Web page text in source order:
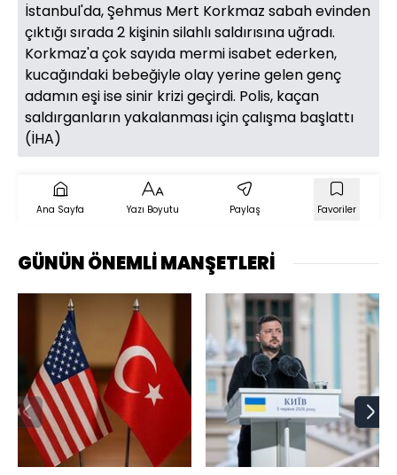
İstanbul'da, Şehmus Mert Korkmaz sabah evinden
çıktığı sırada 2 kişinin silahlı saldırısına uğradı.
Korkmaz'a çok sayıda mermi isabet ederken,
kucağındaki bebeğiyle olay yerine gelen genç
adamın eşi ise sinir krizi geçirdi. Polis, kaçan
saldırganların yakalanması için çalışma başlattı
(İHA)
Ana Sayfa Yazı Boyutu Paylaş Favoriler
GÜNÜN ÖNEMLİ MANŞETLERİ